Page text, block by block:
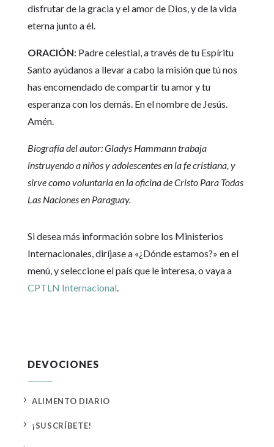
disfrutar de la gracia y el amor de Dios, y de la vida
eterna junto a él.
ORACIÓN: Padre celestial, a través de tu Espíritu
Santo ayúdanos a llevar a cabo la misión que tú nos
has encomendado de compartir tu amor y tu
esperanza con los demás. En el nombre de Jesús.
Amén.
Biografía del autor: Gladys Hammann trabaja
instruyendo a niños y adolescentes en la fe cristiana, y
sirve como voluntaria en la oficina de Cristo Para Todas
Las Naciones en Paraguay.
Si desea más información sobre los Ministerios
Internacionales, diríjase a «¿Dónde estamos?» en el
menú, y seleccione el país que le interesa, o vaya a
CPTLN Internacional.
DEVOCIONES
5 ALIMENTO DIARIO
5 ¡SUSCRÍBETE!